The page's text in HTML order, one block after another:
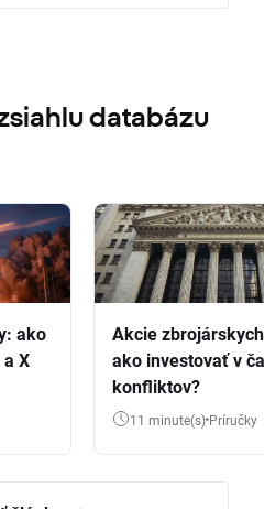
databázu
ako
X
Akcie
ako investovať v
konfliktov?
11 minute(s) Príručky